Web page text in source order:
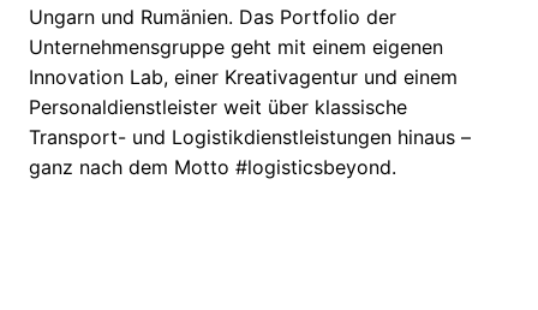
Ungarn und Rumänien. Das Portfolio der
Unternehmensgruppe geht mit einem eigenen
Innovation Lab, einer Kreativagentur und einem
Personaldienstleister weit über klassische
Transport- und Logistikdienstleistungen hinaus –
ganz nach dem Motto #logisticsbeyond.